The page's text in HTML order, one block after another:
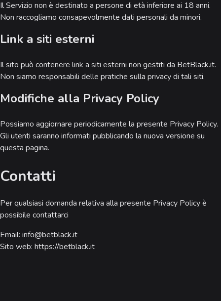
Il Servizio non è destinato a persone di età inferiore ai 18 anni.
Non raccogliamo consapevolmente dati personali da minori.
Link a siti esterni
Il sito può contenere link a siti esterni non gestiti da BetBlack.it.
Non siamo responsabili delle pratiche sulla privacy di tali siti.
Modifiche alla Privacy Policy
Possiamo aggiornare periodicamente la presente Privacy Policy.
Gli utenti saranno informati pubblicando la nuova versione su
questa pagina.
Contatti
Per qualsiasi domanda relativa alla presente Privacy Policy è
possibile contattarci
Email: info@betblack.it
Sito web: https://betblack.it